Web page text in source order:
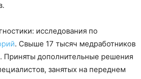
исследования по
. Свыше 17 тысяч медработников
Приняты дополнительные решения
занятых на переднем